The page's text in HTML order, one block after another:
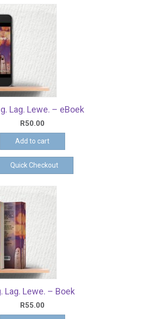
Lag. Lewe. – eBoek
R50.00
Add to cart
Quick Checkout
Lag. Lewe. – Boek
R55.00